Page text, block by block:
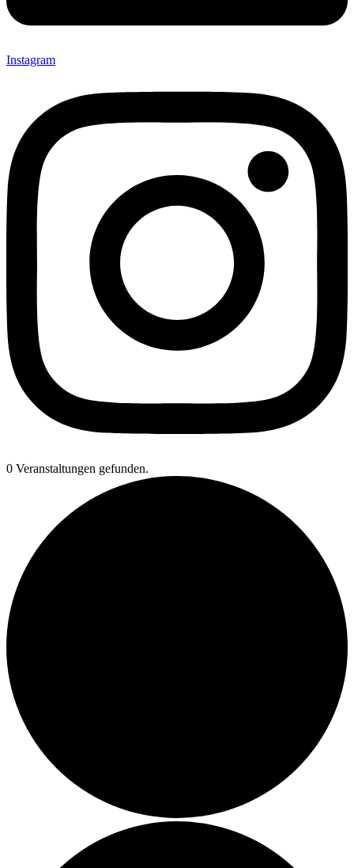
Instagram
0 Veranstaltungen gefunden.